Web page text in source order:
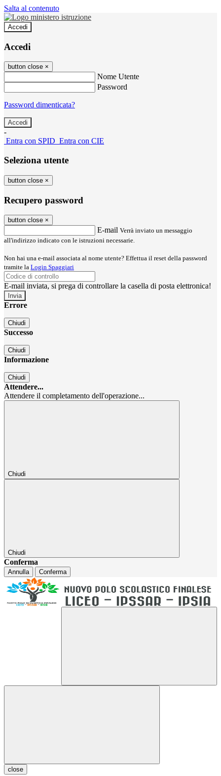
Salta al contenuto
Accedi
Accedi
button close ×
Nome Utente
Password
Password dimenticata?
-
Entra con SPID Entra con CIE
Seleziona utente
button close ×
Recupero password
button close ×
E-mail Verrà inviato un messaggio
all'indirizzo indicato con le istruzioni necessarie.
Non hai una e-mail associata al nome utente? Effettua il reset della password
tramite la Login Spaggiari
E-mail inviata, si prega di controllare la casella di posta elettronica!
Errore
Chiudi
Successo
Chiudi
Informazione
Chiudi
Attendere...
Attendere il completamento dell'operazione...
Chiudi
Chiudi
Conferma
Annulla Conferma
close